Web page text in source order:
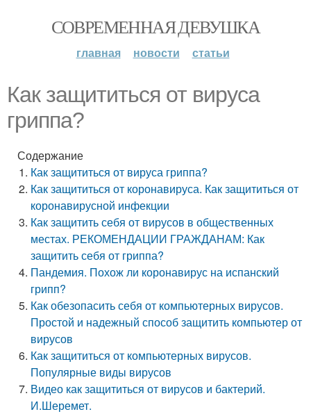
СОВРЕМЕННАЯ ДЕВУШКА
главная новости статьи
Как защититься от вируса
гриппа?
Содержание
Как защититься от вируса гриппа?
Как защититься от коронавируса. Как защититься от
коронавирусной инфекции
Как защитить себя от вирусов в общественных
местах. РЕКОМЕНДАЦИИ ГРАЖДАНАМ: Как
защитить себя от гриппа?
Пандемия. Похож ли коронавирус на испанский
грипп?
Как обезопасить себя от компьютерных вирусов.
Простой и надежный способ защитить компьютер от
вирусов
Как защититься от компьютерных вирусов.
Популярные виды вирусов
Видео как защититься от вирусов и бактерий.
И.Шеремет.